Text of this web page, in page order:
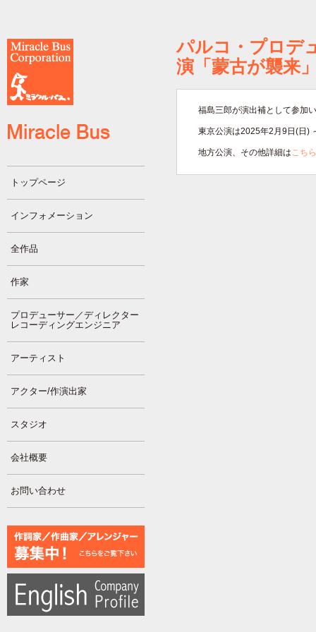
トップページ
インフォメーション
全作品
作家
プロデューサー／ディレクター
レコーディングエンジニア
アーティスト
アクター/作演出家
スタジオ
会社概要
お問い合わせ
パルコ・プロデ
演「蒙古が襲来
福島三郎が演出補として参加
東京公演は2025年2月9日(日)
地方公演、その他詳細はこちら